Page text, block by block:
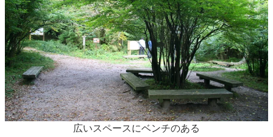
広いスペースにベンチのある